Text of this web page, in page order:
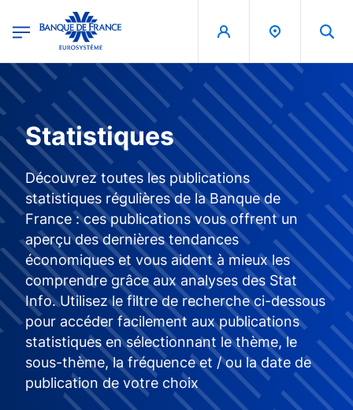
Banque de France - Menu Principal
Statistiques
Découvrez toutes les publications
statistiques régulières de la Banque de
France : ces publications vous offrent un
aperçu des dernières tendances
économiques et vous aident à mieux les
comprendre grâce aux analyses des Stat
Info. Utilisez le filtre de recherche ci-dessous
pour accéder facilement aux publications
statistiques en sélectionnant le thème, le
sous-thème, la fréquence et / ou la date de
publication de votre choix